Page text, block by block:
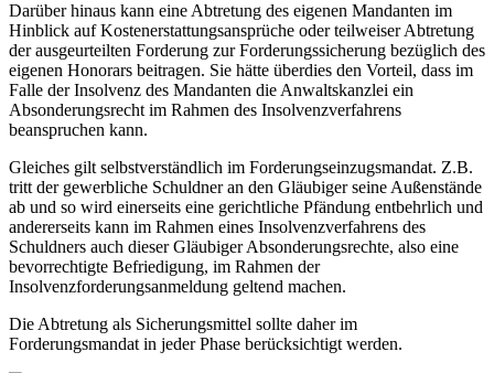
Darüber hinaus kann eine Abtretung des eigenen Mandanten im
Hinblick auf Kostenerstattungsansprüche oder teilweiser Abtretung
der ausgeurteilten Forderung zur Forderungssicherung bezüglich des
eigenen Honorars beitragen. Sie hätte überdies den Vorteil, dass im
Falle der Insolvenz des Mandanten die Anwaltskanzlei ein
Absonderungsrecht im Rahmen des Insolvenzverfahrens
beanspruchen kann.
Gleiches gilt selbstverständlich im Forderungseinzugsmandat. Z.B.
tritt der gewerbliche Schuldner an den Gläubiger seine Außenstände
ab und so wird einerseits eine gerichtliche Pfändung entbehrlich und
andererseits kann im Rahmen eines Insolvenzverfahrens des
Schuldners auch dieser Gläubiger Absonderungsrechte, also eine
bevorrechtigte Befriedigung, im Rahmen der
Insolvenzforderungsanmeldung geltend machen.
Die Abtretung als Sicherungsmittel sollte daher im
Forderungsmandat in jeder Phase berücksichtigt werden.